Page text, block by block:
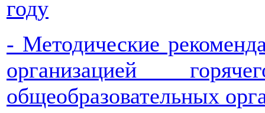
году
- Методические
организацией
общеобразовательных